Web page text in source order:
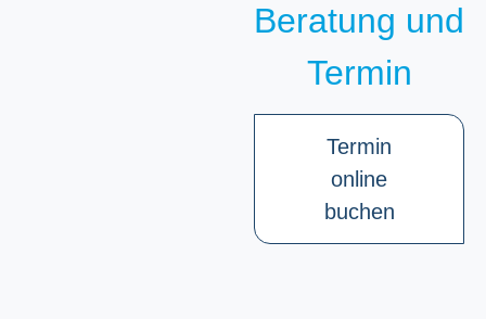
Beratung und
Termin
Termin
online
buchen